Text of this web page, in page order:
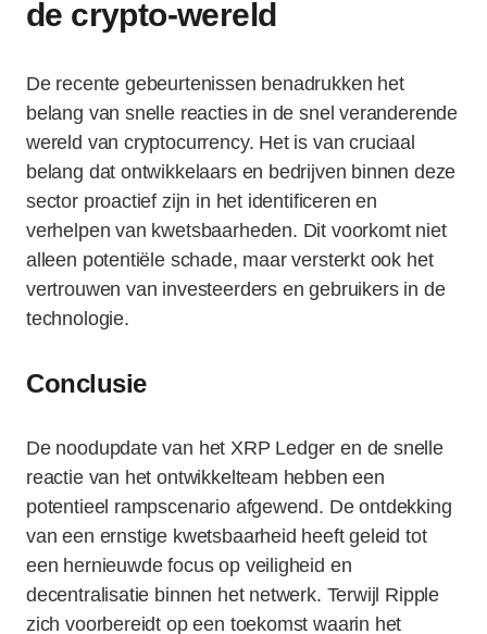
de crypto-wereld
De recente gebeurtenissen benadrukken het
belang van snelle reacties in de snel veranderende
wereld van cryptocurrency. Het is van cruciaal
belang dat ontwikkelaars en bedrijven binnen deze
sector proactief zijn in het identificeren en
verhelpen van kwetsbaarheden. Dit voorkomt niet
alleen potentiële schade, maar versterkt ook het
vertrouwen van investeerders en gebruikers in de
technologie.
Conclusie
De noodupdate van het XRP Ledger en de snelle
reactie van het ontwikkelteam hebben een
potentieel rampscenario afgewend. De ontdekking
van een ernstige kwetsbaarheid heeft geleid tot
een hernieuwde focus op veiligheid en
decentralisatie binnen het netwerk. Terwijl Ripple
zich voorbereidt op een toekomst waarin het